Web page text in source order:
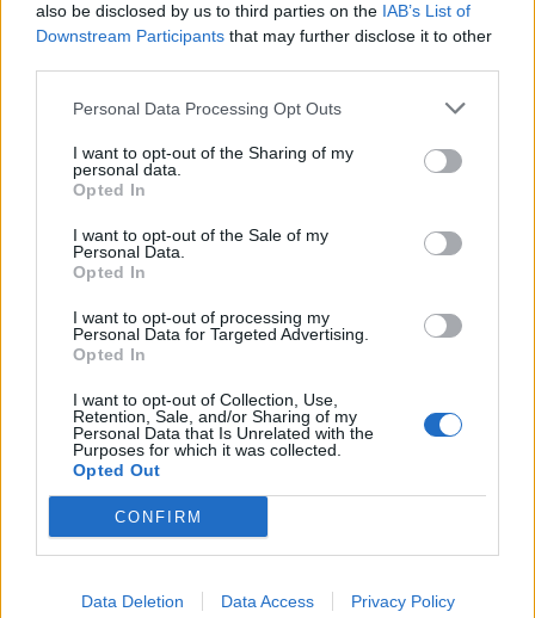
also be disclosed by us to third parties on the IAB’s List of
Downstream Participants that may further disclose it to other
Personal Data Processing Opt Outs
I want to opt-out of the Sharing of my
personal data.
Opted In
I want to opt-out of the Sale of my
Personal Data.
Opted In
I want to opt-out of processing my
Personal Data for Targeted Advertising.
Opted In
I want to opt-out of Collection, Use,
Retention, Sale, and/or Sharing of my
Personal Data that Is Unrelated with the
Purposes for which it was collected.
Opted Out
CONFIRM
Data Deletion Data Access Privacy Policy
3
MATKAILU
Finnairin lennoista osan lentää
jatkossa toinen lentoyhtiö –
4